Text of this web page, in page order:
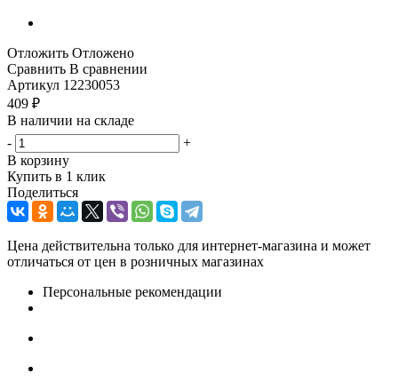
Отложить Отложено
Сравнить В сравнении
Артикул 12230053
409 ₽
В наличии на складе
-
+
В корзину
Купить в 1 клик
Поделиться
Цена действительна только для интернет-магазина и может
отличаться от цен в розничных магазинах
Персональные рекомендации